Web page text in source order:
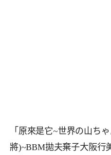
「原來是它~世界の山ち
將)~BBM拋夫棄子大阪行